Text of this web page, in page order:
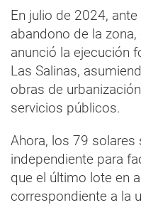
En julio de 2024,
abandono de la
anunció la ejecución
Las Salinas,
obras de
servicios públicos.
Ahora, los 79
independiente para
que el último lote en
correspondiente a la